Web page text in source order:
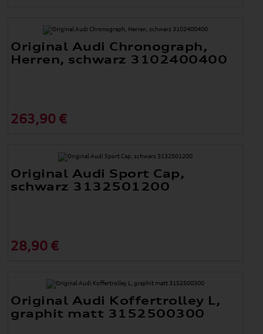
Original Audi Chronograph,
Herren, schwarz 3102400400
263,90 €
Original Audi Sport Cap,
schwarz 3132501200
28,90 €
Original Audi Koffertrolley L,
graphit matt 3152500300